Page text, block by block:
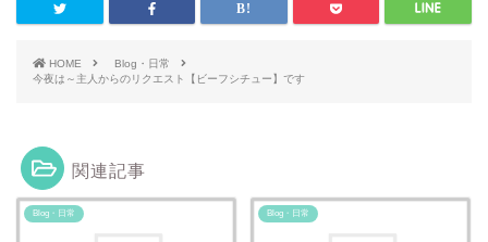
HOME
Blog・日常
今夜は～主人からのリクエスト【ビーフシチュー】です
関連記事
Blog・日常 Blog・日常